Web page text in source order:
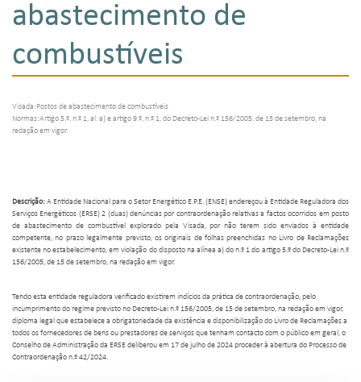
abastecimento de
combustíveis
Visada:Postos de abastecimento de combustíveis
Normas:Artigo 5.º, n.º 1, al. a) e artigo 9.º, n.º 1, do Decreto-Lei n.º 156/2005, de 15 de setembro, na
redação em vigor.
Descrição:A Entidade Nacional para o Setor Energético E.P.E. (ENSE) endereçou à Entidade Reguladora dos
Serviços Energéticos (ERSE) 2 (duas) denúncias por contraordenação relativas a factos ocorridos em posto
de abastecimento de combustível explorado pela Visada, por não terem sido enviados à entidade
competente, no prazo legalmente previsto, os originais de folhas preenchidas no Livro de Reclamações
existente no estabelecimento, em violação do disposto na alínea a) do n.º 1 do artigo 5.º do Decreto-Lei n.º
156/2005, de 15 de setembro, na redação em vigor.
Tendo esta entidade reguladora verificado existirem indícios da prática de contraordenação, pelo
incumprimento do regime previsto no Decreto-Lei n.º 156/2005, de 15 de setembro, na redação em vigor,
diploma legal que estabelece a obrigatoriedade da existência e disponibilização do Livro de Reclamações a
todos os fornecedores de bens ou prestadores de serviços que tenham contacto com o público em geral, o
Conselho de Administração da ERSE deliberou em 17 de julho de 2024 proceder à abertura do Processo de
Contraordenação n.º 42/2024.